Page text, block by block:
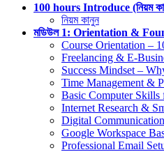
100 hours Introduce (নিয়ম
নিয়ম কানুন
মডিউল 1: Orientation &
Course Orientation –
Freelancing & E-
Success Mindset –
Time Management &
Basic Computer Skills
Internet Research &
Digital
Google Workspace
Professional Email